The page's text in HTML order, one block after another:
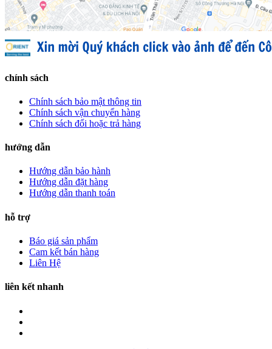
chính sách
Chính sách bảo mật thông tin
Chính sách vận chuyển hàng
Chính sách đổi hoặc trả hàng
hướng dẫn
Hướng dẫn bảo hành
Hướng dẫn đặt hàng
Hướng dẫn thanh toán
hỗ trợ
Báo giá sản phẩm
Cam kết bán hàng
Liên Hệ
liên kết nhanh